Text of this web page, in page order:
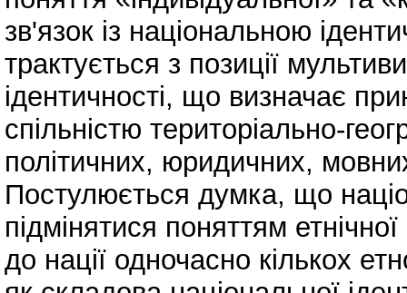
зв'язок із національною
трактується з позиції
ідентичності, що визначає
спільністю територіально-
політичних, юридичних,
Постулюється думка, що
підмінятися поняттям
до нації одночасно кількох